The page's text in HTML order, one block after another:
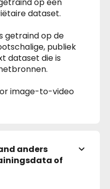
dataset.
getraind op de
publiek
dataset die is
image-to-video
anders
of